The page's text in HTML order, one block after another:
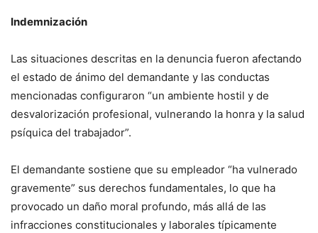
Indemnización
Las situaciones descritas en la denuncia fueron afectando
el estado de ánimo del demandante y las conductas
mencionadas configuraron “un ambiente hostil y de
desvalorización profesional, vulnerando la honra y la salud
psíquica del trabajador”.
El demandante sostiene que su empleador “ha vulnerado
gravemente” sus derechos fundamentales, lo que ha
provocado un daño moral profundo, más allá de las
infracciones constitucionales y laborales típicamente